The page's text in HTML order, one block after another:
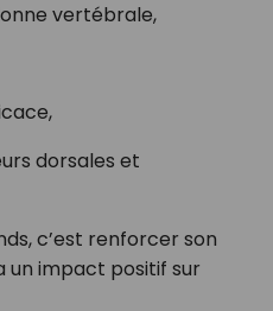
vertébrale,
dorsales et
c’est renforcer son
un impact positif sur